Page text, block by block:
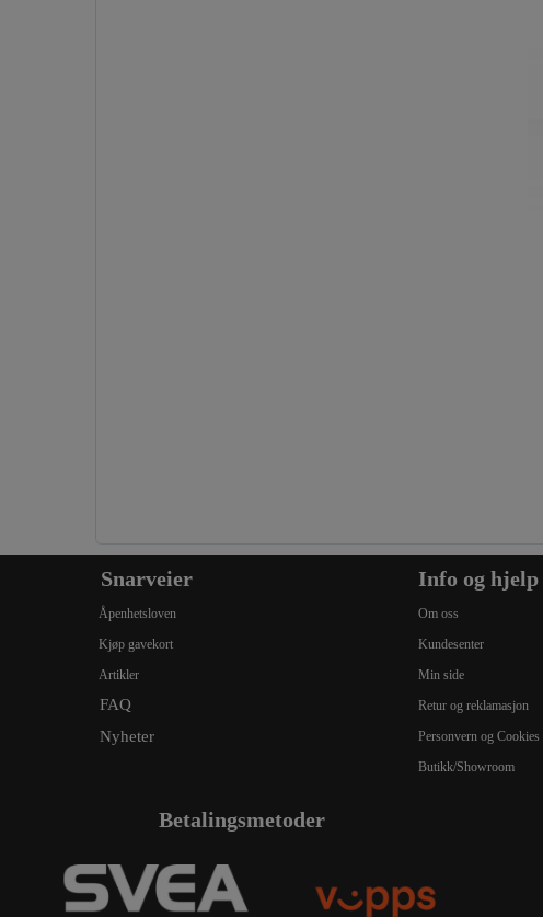
Snarveier
Åpenhetsloven
Kjøp gavekort
Artikler
FAQ
Nyheter
Info og hjelp
Om oss
Kundesenter
Min side
Retur og reklamasjon
Personvern og Cookies
Butikk/Showroom
Betalingsmetoder